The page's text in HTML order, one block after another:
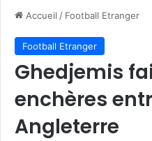
Accueil / Football Etranger
Football Etranger
Ghedjemis
enchères
Angleterre